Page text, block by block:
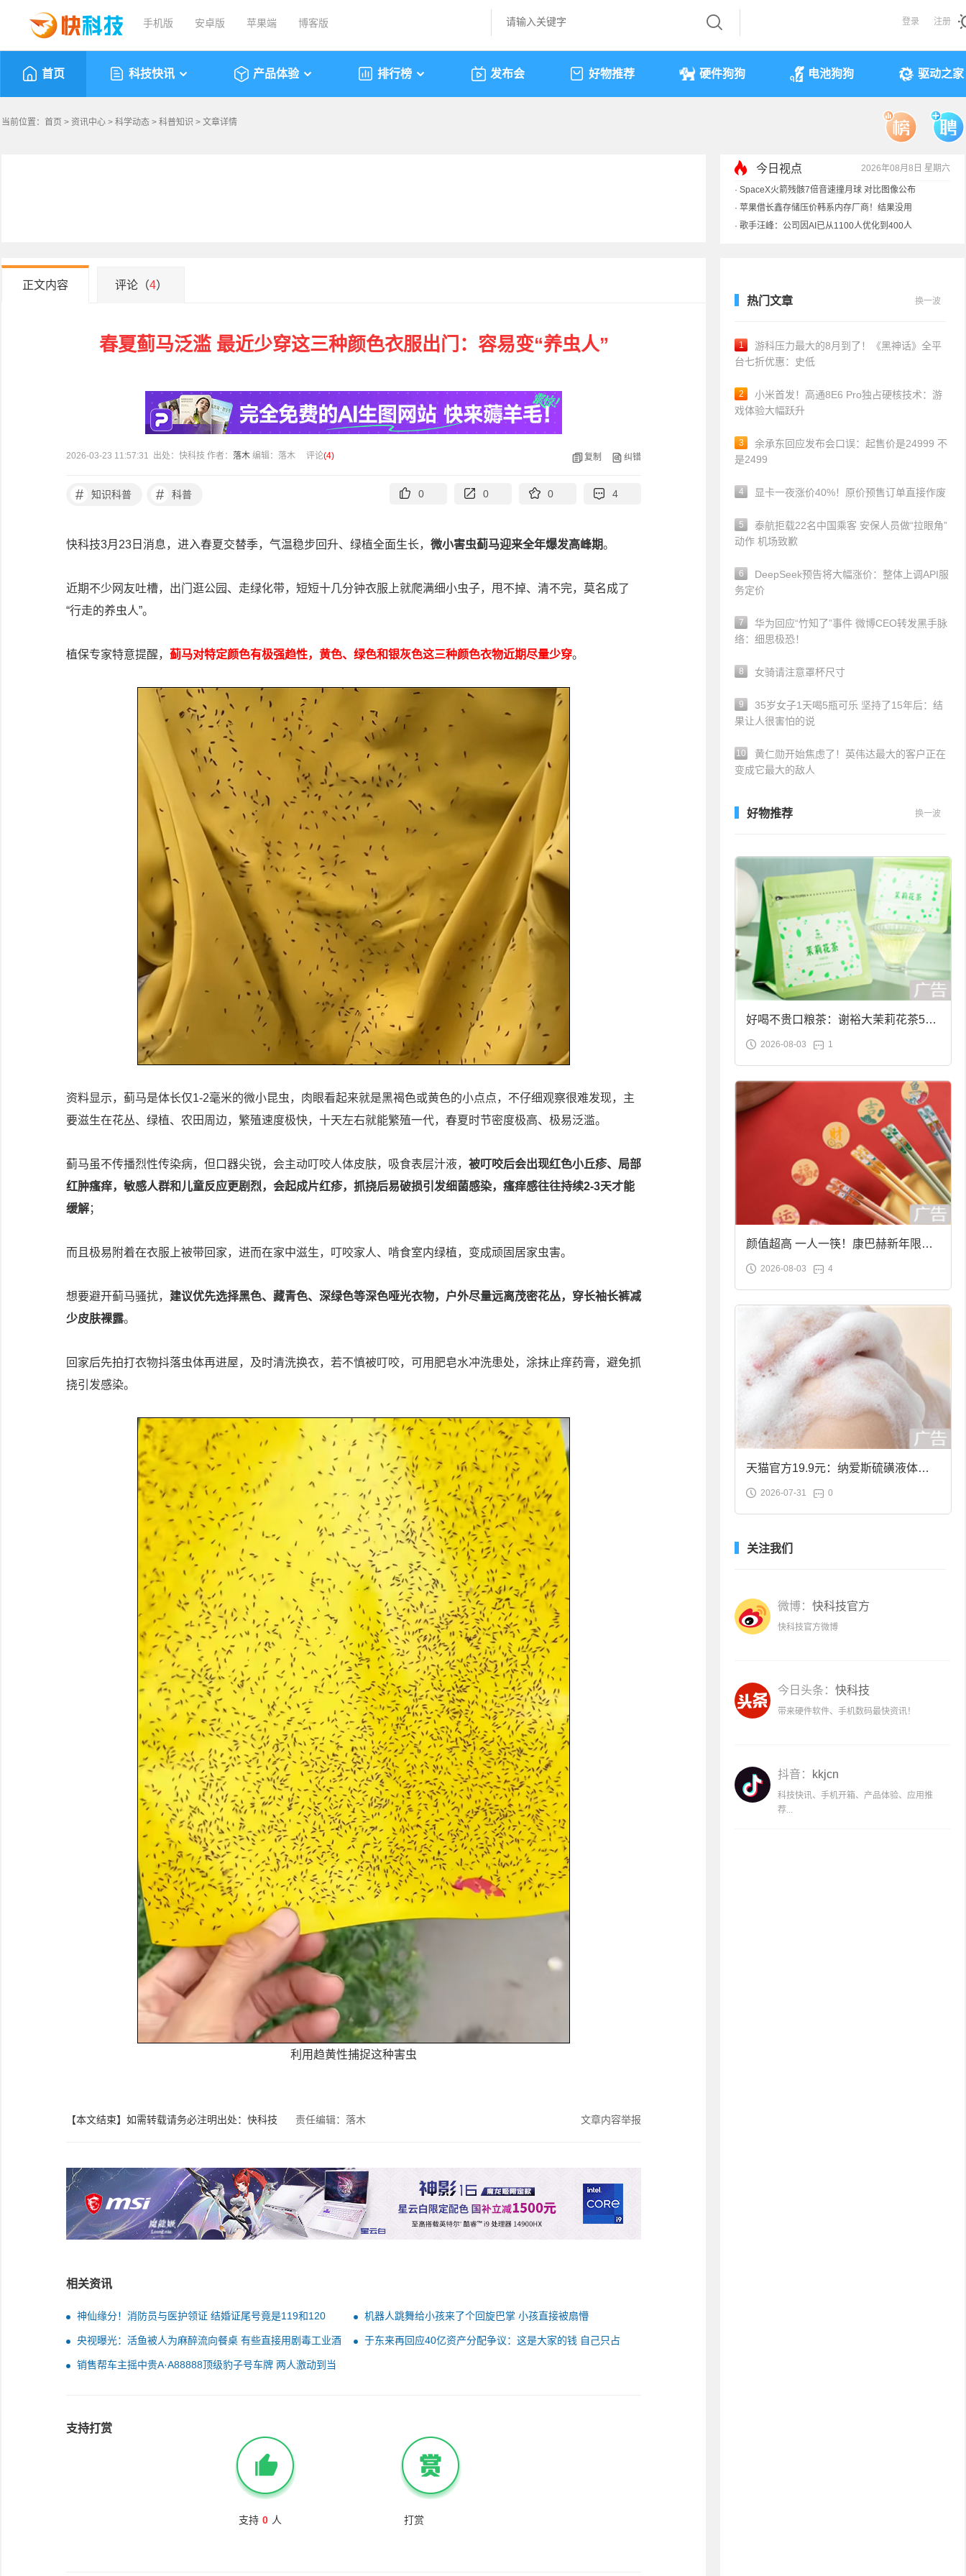
手机版 安卓版 苹果端 博客版 登录 注册
首页 科技快讯 产品体验 排行榜 发布会 好物推荐 硬件狗狗 电池狗狗 驱动之家
当前位置： 首页 > 资讯中心 > 科学动态 > 科普知识 > 文章详情
今日视点 2026年08月8日 星期六
· SpaceX火箭残骸7倍音速撞月球 对比图像公布
· 苹果借长鑫存储压价韩系内存厂商！结果没用
· 歌手汪峰：公司因AI已从1100人优化到400人
正文内容 评论（4）
春夏蓟马泛滥 最近少穿这三种颜色衣服出门：容易变“养虫人”
2026-03-23 11:57:31 出处：快科技 作者： 落木 编辑：落木 评论(4) 复制 纠错
# 知识科普 # 科普 0 0 0 4
快科技3月23日消息，进入春夏交替季，气温稳步回升、绿植全面生长， 微小害虫蓟马迎来全年爆发高峰期。
近期不少网友吐槽，出门逛公园、走绿化带，短短十几分钟衣服上就爬满细小虫子，甩不掉、清不完，莫名成了
“行走的养虫人”。
植保专家特意提醒， 蓟马对特定颜色有极强趋性，黄色、绿色和银灰色这三种颜色衣物近期尽量少穿。
资料显示，蓟马是体长仅1-2毫米的微小昆虫，肉眼看起来就是黑褐色或黄色的小点点，不仔细观察很难发现，主
要滋生在花丛、绿植、农田周边，繁殖速度极快，十天左右就能繁殖一代，春夏时节密度极高、极易泛滥。
蓟马虽不传播烈性传染病，但口器尖锐，会主动叮咬人体皮肤，吸食表层汁液， 被叮咬后会出现红色小丘疹、局部
红肿瘙痒，敏感人群和儿童反应更剧烈，会起成片红疹，抓挠后易破损引发细菌感染，瘙痒感往往持续2-3天才能
缓解；
而且极易附着在衣服上被带回家，进而在家中滋生，叮咬家人、啃食室内绿植，变成顽固居家虫害。
想要避开蓟马骚扰， 建议优先选择黑色、藏青色、深绿色等深色哑光衣物，户外尽量远离茂密花丛，穿长袖长裤减
少皮肤裸露。
回家后先拍打衣物抖落虫体再进屋，及时清洗换衣，若不慎被叮咬，可用肥皂水冲洗患处，涂抹止痒药膏，避免抓
挠引发感染。
利用趋黄性捕捉这种害虫
【本文结束】如需转载请务必注明出处：快科技 责任编辑：落木 文章内容举报
相关资讯
神仙缘分！消防员与医护领证 结婚证尾号竟是119和120 机器人跳舞给小孩来了个回旋巴掌 小孩直接被扇懵
央视曝光：活鱼被人为麻醉流向餐桌 有些直接用剧毒工业酒
于东来再回应40亿资产分配争议：这是大家的钱 自己只占
销售帮车主摇中贵A·A88888顶级豹子号车牌 两人激动到当
支持打赏
支持 0 人 打赏
热门文章 换一波
1
游科压力最大的8月到了！《黑神话》全平
台七折优惠：史低
2
小米首发！高通8E6 Pro独占硬核技术：游
戏体验大幅跃升
3
余承东回应发布会口误：起售价是24999 不
是2499
4 显卡一夜涨价40%！原价预售订单直接作废
5
泰航拒载22名中国乘客 安保人员做“拉眼角”
动作 机场致歉
6
DeepSeek预告将大幅涨价：整体上调API服
务定价
7
华为回应“竹知了”事件 微博CEO转发黑手脉
络：细思极恐！
8 女骑请注意罩杯尺寸
9
35岁女子1天喝5瓶可乐 坚持了15年后：结
果让人很害怕的说
10
黄仁勋开始焦虑了！英伟达最大的客户正在
变成它最大的敌人
好物推荐 换一波
好喝不贵口粮茶：谢裕大茉莉花茶50g
袋装9.9元到手
2026-08-03 1
颜值超高 一人一筷！康巴赫新年限定
合金筷子大促：19.9元
2026-08-03 4
天猫官方19.9元：纳爱斯硫磺液体香
皂2斤大促
2026-07-31 0
关注我们
微博： 快科技官方
快科技官方微博
今日头条： 快科技
带来硬件软件、手机数码最快资讯！
抖音： kkjcn
科技快讯、手机开箱、产品体验、应用推
荐...